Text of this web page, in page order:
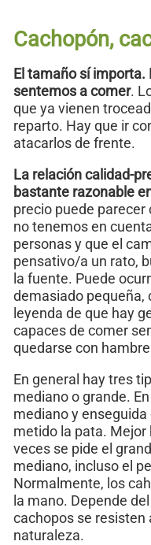
Cachopón,
El tamaño sí importa.
sentemos a comer.
que ya vienen
reparto. Hay que ir
atacarlos de frente.
La relación calidad-
bastante razonable
precio puede parecer
no tenemos en
personas y que el
pensativo/a un rato,
la fuente. Puede
demasiado pequeña,
leyenda de que hay
capaces de comer
quedarse con
En general hay tres
mediano o grande.
mediano y
metido la pata. Mejor
veces se pide el
mediano, incluso el
Normalmente, los
la mano. Depende
cachopos se resisten
naturaleza.